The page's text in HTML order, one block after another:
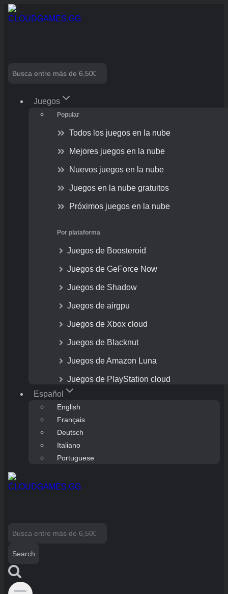
Skip
to
Search
Juegos
Popular
Todos los juegos en la nube
Mejores juegos en la nube
Nuevos juegos en la nube
Juegos en la nube gratuitos
Próximos juegos en la nube
Por plataforma
Juegos de Boosteroid
Juegos de GeForce Now
Juegos de Shadow
Juegos de airgpu
Juegos de Xbox cloud
Juegos de Blacknut
Juegos de Amazon Luna
Juegos de PlayStation cloud
Español
English
Français
Deutsch
Italiano
Portuguese
Search